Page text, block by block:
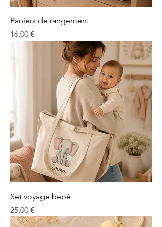
Paniers de rangement
Prix
16,00 €
Set voyage bébé
Prix
25,00 €